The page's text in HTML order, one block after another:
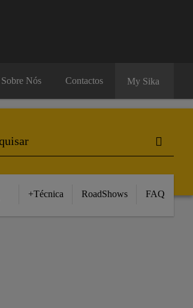
Sobre Nós Contactos My Sika
+Técnica RoadShows FAQ